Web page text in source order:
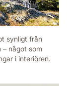
synligt från
något som
i interiören.